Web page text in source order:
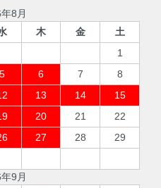
8月
木 金
土
1
5 6 7
8
13 14
15
20 21
22
27 28
29
9月